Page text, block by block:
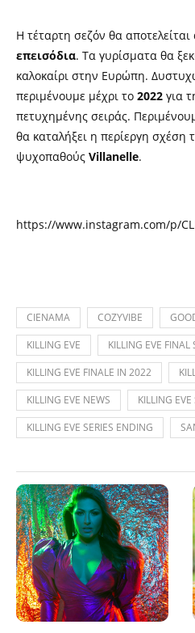
Η τέταρτη σεζόν θα
επεισόδια. Τα γυρίσματα θα
καλοκαίρι στην Ευρώπη.
περιμένουμε μέχρι το 2022 για
πετυχημένης σειράς.
θα καταλήξει η περίεργη σχέση
ψυχοπαθούς Villanelle.
https://www.instagram.com/p/
CIENAMA COZYVIBE
KILLING EVE
KILLING EVE FINAL
KILLING EVE FINALE IN 2022
KILLING EVE NEWS
KILLING EVE
KILLING EVE SERIES ENDING